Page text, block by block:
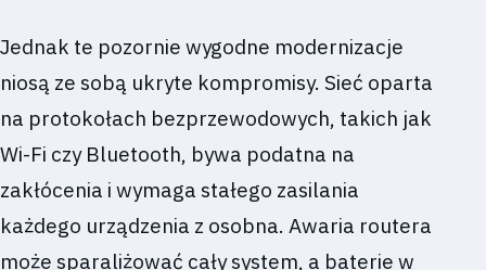
Jednak te pozornie wygodne modernizacje
niosą ze sobą ukryte kompromisy. Sieć oparta
na protokołach bezprzewodowych, takich jak
Wi-Fi czy Bluetooth, bywa podatna na
zakłócenia i wymaga stałego zasilania
każdego urządzenia z osobna. Awaria routera
może sparaliżować cały system, a baterie w